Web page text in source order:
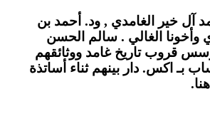
آل خير الغامدي , ود. أحمد بن
وأخونا الغالي . سالم الحسن
قروب تاريخ غامد ووثائقهم
بـ اكس. دار بينهم ثناء أساتذة